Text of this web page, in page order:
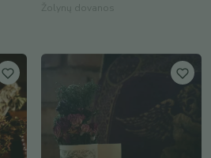
Žolynų dovanos